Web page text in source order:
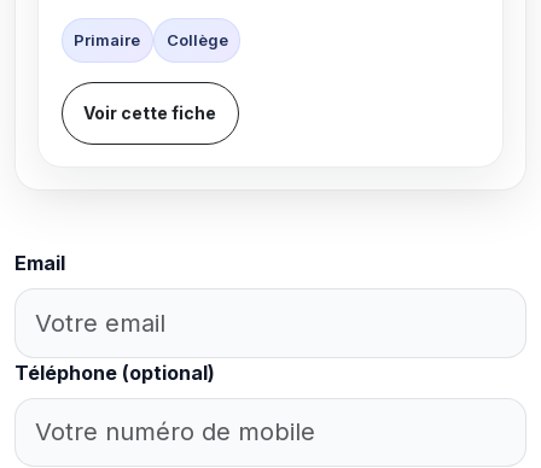
Primaire Collège
Voir cette fiche
Email
Téléphone (optional)